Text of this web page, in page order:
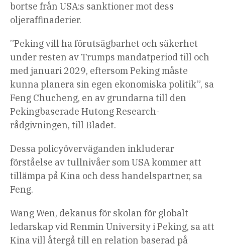
bortse från USA:s sanktioner mot dess
oljeraffinaderier.
”Peking vill ha förutsägbarhet och säkerhet
under resten av Trumps mandatperiod till och
med januari 2029, eftersom Peking måste
kunna planera sin egen ekonomiska politik”, sa
Feng Chucheng, en av grundarna till den
Pekingbaserade Hutong Research-
rådgivningen, till Bladet.
Dessa policyöverväganden inkluderar
förståelse av tullnivåer som USA kommer att
tillämpa på Kina och dess handelspartner, sa
Feng.
Wang Wen, dekanus för skolan för globalt
ledarskap vid Renmin University i Peking, sa att
Kina vill återgå till en relation baserad på